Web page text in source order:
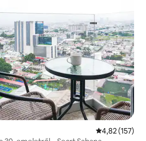
Átlagos
4,82 (157)